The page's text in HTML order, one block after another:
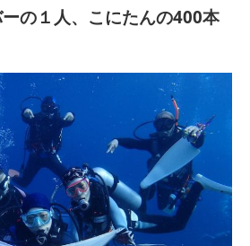
の１人、こにたんの400本